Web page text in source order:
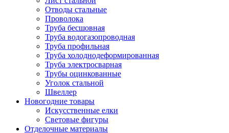
Отводы стальные
Проволока
Труба бесшовная
Труба водогазопроводная
Труба профильная
Труба холоднодеформированная
Труба электросварная
Трубы оцинкованные
Уголок стальной
Швеллер
Новогодние товары
Искусственные елки
Световые фигуры
Отделочные материалы